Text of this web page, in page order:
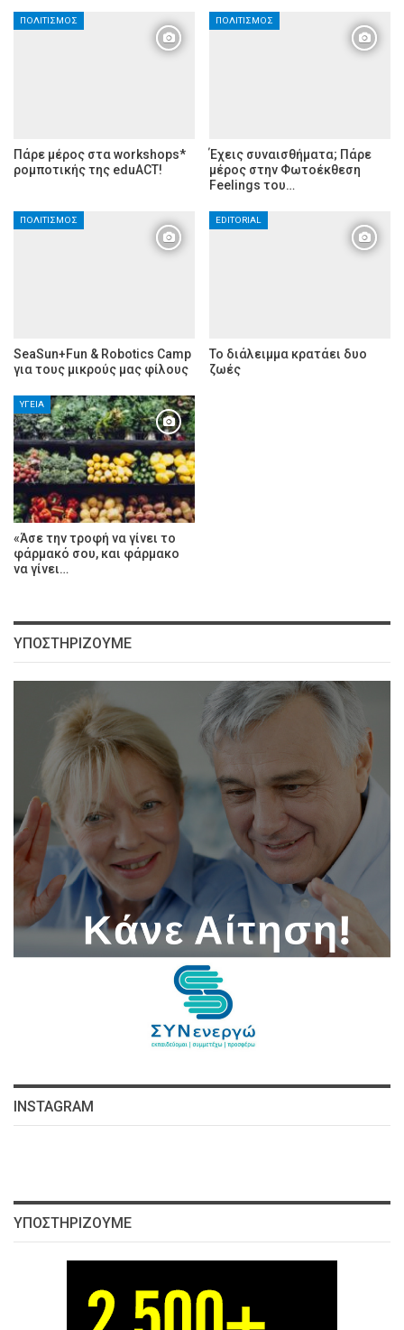
ΠΟΛΙΤΙΣΜΌΣ
Πάρε μέρος στα workshops*
ρομποτικής της eduACT!
ΠΟΛΙΤΙΣΜΌΣ
Έχεις συναισθήματα; Πάρε
μέρος στην Φωτοέκθεση
Feelings του…
ΠΟΛΙΤΙΣΜΌΣ
SeaSun+Fun & Robotics Camp
για τους μικρούς μας φίλους
EDITORIAL
Το διάλειμμα κρατάει δυο
ζωές
ΥΓΕΊΑ
«Άσε την τροφή να γίνει το
φάρμακό σου, και φάρμακο
να γίνει…
ΥΠΟΣΤΗΡΊΖΟΥΜΕ
INSTAGRAM
ΥΠΟΣΤΗΡΊΖΟΥΜΕ